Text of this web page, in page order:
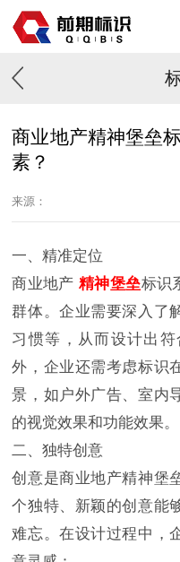
商业地产精神堡垒
素？
来源：
一、精准定位
商业地产精神堡垒标识
群体。企业需要深入了
习惯等，从而设计出
外，企业还需考虑标识
景，如户外广告、室内
的视觉效果和功能效果。
二、独特创意
创意是商业地产精神堡
个独特、新颖的创意能
难忘。在设计过程中，